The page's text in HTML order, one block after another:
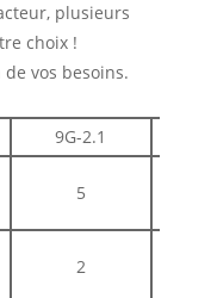
plusieurs
choix !
vos besoins.
9G-2.1
5
2